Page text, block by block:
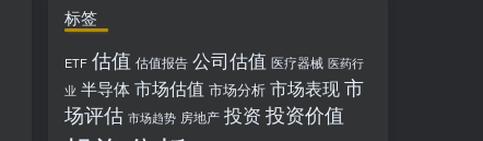
标签
ETF 估值 估值报告 公司估值 医疗器械 医药行
业 半导体市场估值 市场分析 市场表现市
场评估 市场趋势 房地产 投资 投资价值